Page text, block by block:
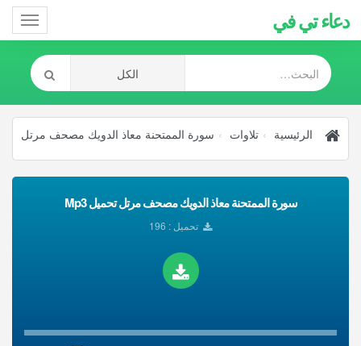
دعاء تي في
الرئيسية تلاوات سورة الممتحنة معاذ الدويك مصحف مرتل
سورة الممتحنة معاذ الدويك مصحف مرتل تحميل Mp3
تحميل : 196